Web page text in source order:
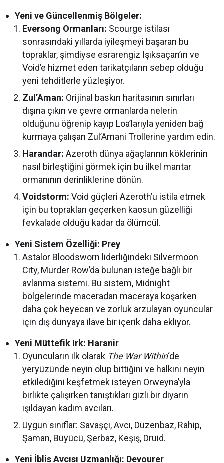
Yeni ve Güncellenmiş Bölgeler:
Eversong Ormanları: Scourge istilası
sonrasındaki yıllarda iyileşmeyi başaran bu
topraklar, şimdiyse esrarengiz Işıksaçan’ın ve
Void’e hizmet eden tarikatçıların sebep olduğu
yeni tehditlerle yüzleşiyor.
Zul’Aman: Orijinal baskın haritasının sınırları
dışına çıkın ve çevre ormanlarda nelerin
olduğunu öğrenip kayıp Loa’larıyla yeniden bağ
kurmaya çalışan Zul’Amani Trollerine yardım edin.
Harandar:Azeroth dünya ağaçlarının köklerinin
nasıl birleştiğini görmek için bu ilkel mantar
ormanının derinliklerine dönün.
Voidstorm:Void güçleri Azeroth’u istila etmek
için bu toprakları geçerken kaosun güzelliği
fevkalade olduğu kadar da ölümcül.
Yeni Sistem Özelliği: Prey
Astalor Bloodsworn liderliğindeki Silvermoon
City, Murder Row’da bulunan isteğe bağlı bir
avlanma sistemi. Bu sistem, Midnight
bölgelerinde maceradan maceraya koşarken
daha çok heyecan ve zorluk arzulayan oyuncular
için dış dünyaya ilave bir içerik daha ekliyor.
Yeni Müttefik Irk: Haranir
Oyuncuların ilk olarak The War Within‘de
yeryüzünde neyin olup bittiğini ve halkını neyin
etkilediğini keşfetmek isteyen Orweyna’yla
birlikte çalışırken tanıştıkları gizli bir diyarın
ışıldayan kadim avcıları.
Uygun sınıflar: Savaşçı, Avcı, Düzenbaz, Rahip,
Şaman, Büyücü, Şerbaz, Keşiş, Druid.
Yeni İblis Avcısı Uzmanlığı: Devourer